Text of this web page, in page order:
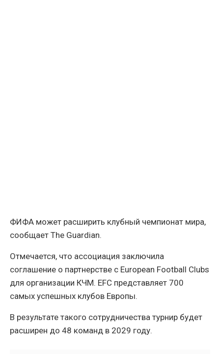
ФИФА может расширить клубный чемпионат мира,
сообщает The Guardian.
Отмечается, что ассоциация заключила
соглашение о партнерстве с European Football Clubs
для организации КЧМ. EFC представляет 700
самых успешных клубов Европы.
В результате такого сотрудничества турнир будет
расширен до 48 команд в 2029 году.